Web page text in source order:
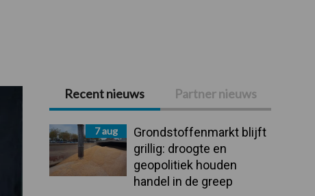
Primaire
Sidebar
Recent nieuws Partner nieuws
7 aug
Grondstoffenmarkt blijft
grillig: droogte en
geopolitiek houden
handel in de greep